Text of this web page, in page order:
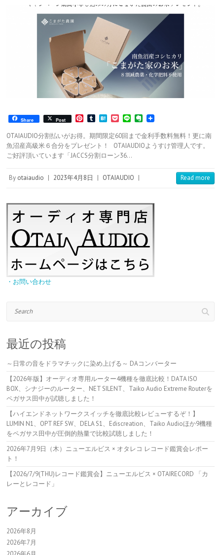
Share Post
P
t
e
r
s
t
T
m
b
r
H
t
e
a
P
c
k
e
t
L
n
e
E
e
r
n
OTAIAUDIO分割払いがお得。期間限定60回まで金利手数料無料！更に南
魚沼産高級米６合分をプレゼント！ OTAIAUDIOようすけ管理人です。
ご好評頂いています「JACCS分割ローン36…
By otaiaudio | 2023年4月8日 | OTAIAUDIO | Read more
・お問い合わせ
最近の投稿
～日常の音をドラマチックに染め上げる～ DAコンバーター
【2026年版】オーディオ専用ルーター4機種を徹底比較！DATA ISO
BOX、シナジーのルーター、NET SILENT、Taiko Audio Extreme Routerを
ペガサス田中が試聴しました！
【ハイエンドネットワークスイッチを徹底比較レビューするぞ！】
LUMIN N1、OPT REF SW、DELA S1、Ediscreation、Taiko Audioほか9機種
をペガサス田中が圧倒的熱量で比較試聴しました！
2026年7月9日（木）ニューエルビス × オタレコ レコード鑑賞会レポー
ト！
【2026/7/9(THU)レコード鑑賞会】ニューエルビス × OTAIRECORD 「カ
レーとレコード」
アーカイブ
2026年8月
2026年7月